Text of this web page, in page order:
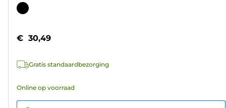
van
sterren.
beoordelingen
Kleurencartridge
€ 30,49
Gratis standaardbezorging
Online op voorraad